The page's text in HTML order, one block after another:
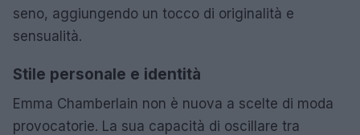
seno, aggiungendo un tocco di originalità e
sensualità.
Stile personale e identità
Emma Chamberlain non è nuova a scelte di moda
provocatorie. La sua capacità di oscillare tra